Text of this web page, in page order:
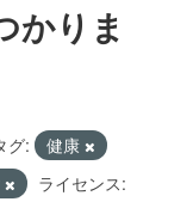
かりま
グ:
健康
ライセンス: